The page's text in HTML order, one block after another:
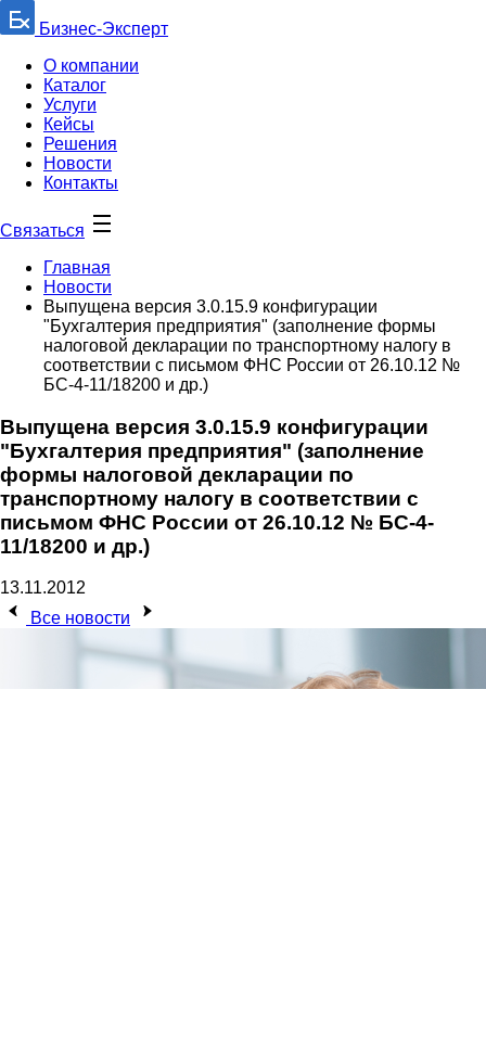
Бизнес-Эксперт
О компании
Каталог
Услуги
Кейсы
Решения
Новости
Контакты
Связаться
Главная
Новости
Выпущена версия 3.0.15.9 конфигурации
"Бухгалтерия предприятия" (заполнение формы
налоговой декларации по транспортному налогу в
соответствии с письмом ФНС России от 26.10.12 №
БС-4-11/18200 и др.)
Выпущена версия 3.0.15.9 конфигурации
"Бухгалтерия предприятия" (заполнение
формы налоговой декларации по
транспортному налогу в соответствии с
письмом ФНС России от 26.10.12 № БС-4-
11/18200 и др.)
13.11.2012
Все новости